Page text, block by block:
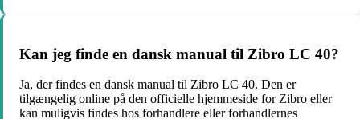
Kan jeg finde en dansk manual til Zibro LC 40?
Ja, der findes en dansk manual til Zibro LC 40. Den er
tilgængelig online på den officielle hjemmeside for Zibro eller
kan muligvis findes hos forhandlere eller forhandlernes